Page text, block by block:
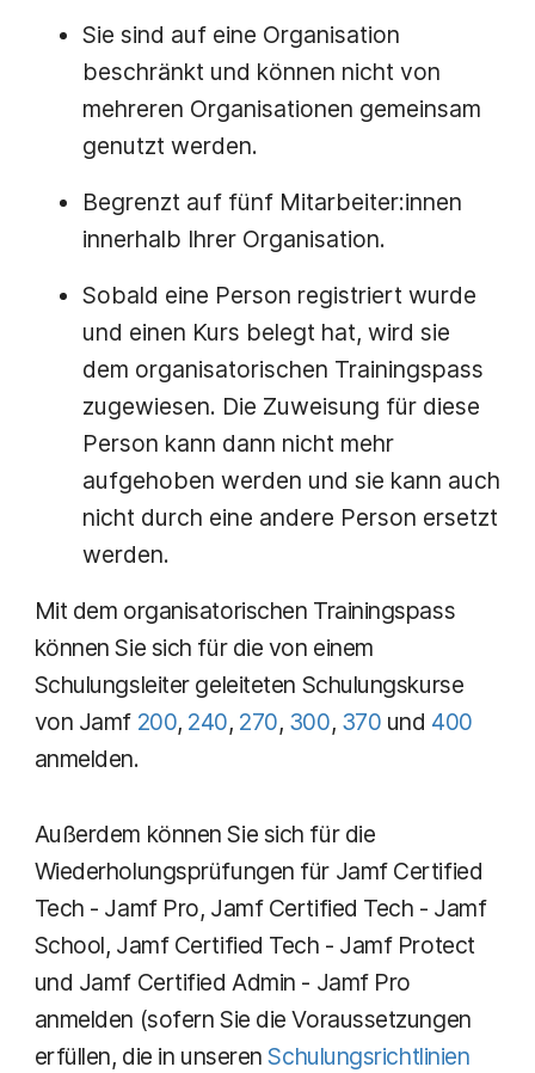
Sie sind auf eine Organisation
beschränkt und können nicht von
mehreren Organisationen gemeinsam
genutzt werden.
Begrenzt auf fünf Mitarbeiter:innen
innerhalb Ihrer Organisation.
Sobald eine Person registriert wurde
und einen Kurs belegt hat, wird sie
dem organisatorischen Trainingspass
zugewiesen. Die Zuweisung für diese
Person kann dann nicht mehr
aufgehoben werden und sie kann auch
nicht durch eine andere Person ersetzt
werden.
Mit dem organisatorischen Trainingspass
können Sie sich für die von einem
Schulungsleiter geleiteten Schulungskurse
von Jamf 200, 240, 270, 300, 370 und 400
anmelden.
Außerdem können Sie sich für die
Wiederholungsprüfungen für Jamf Certified
Tech - Jamf Pro, Jamf Certified Tech - Jamf
School, Jamf Certified Tech - Jamf Protect
und Jamf Certified Admin - Jamf Pro
anmelden (sofern Sie die Voraussetzungen
erfüllen, die in unserenSchulungsrichtlinien